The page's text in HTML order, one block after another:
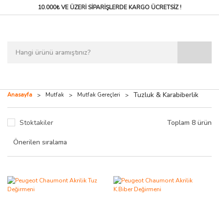
10.000₺ VE ÜZERİ SİPARİŞLERDEKARGO ÜCRETSİZ !
Anasayfa Mutfak Mutfak Gereçleri Tuzluk & Karabiberlik
Stoktakiler Toplam 8 ürün